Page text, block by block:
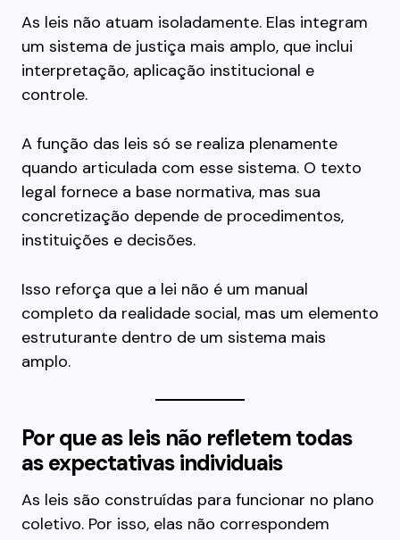
As leis não atuam isoladamente. Elas integram
um sistema de justiça mais amplo, que inclui
interpretação, aplicação institucional e
controle.
A função das leis só se realiza plenamente
quando articulada com esse sistema. O texto
legal fornece a base normativa, mas sua
concretização depende de procedimentos,
instituições e decisões.
Isso reforça que a lei não é um manual
completo da realidade social, mas um elemento
estruturante dentro de um sistema mais
amplo.
Por que as leis não refletem todas
as expectativas individuais
As leis são construídas para funcionar no plano
coletivo. Por isso, elas não correspondem